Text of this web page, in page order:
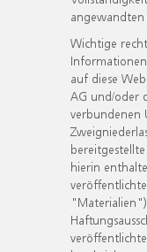
Wichtige
auf diese
AG und/oder
verbundenen
hierin